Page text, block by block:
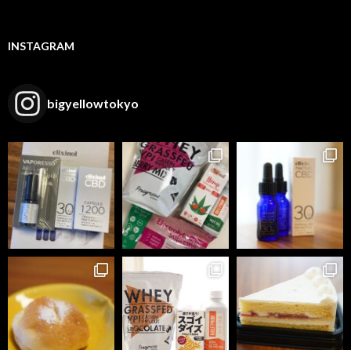
INSTAGRAM
bigyellowtokyo